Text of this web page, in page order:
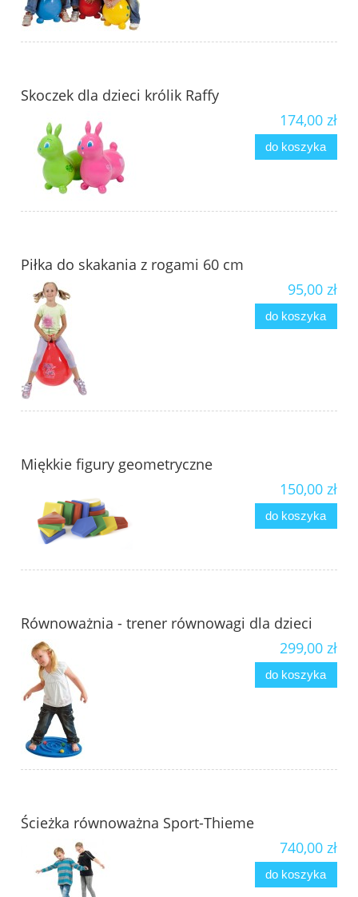
Skoczek dla dzieci królik Raffy
174,00 zł
do koszyka
Piłka do skakania z rogami 60 cm
95,00 zł
do koszyka
Miękkie figury geometryczne
150,00 zł
do koszyka
Równoważnia - trener równowagi dla dzieci
299,00 zł
do koszyka
Ścieżka równoważna Sport-Thieme
740,00 zł
do koszyka